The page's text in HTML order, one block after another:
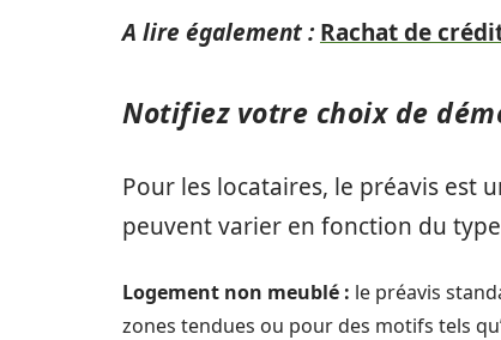
A lire également : Rachat de
Notifiez votre choix de
Pour les locataires, le préavis est
peuvent varier en fonction du
Logement non meublé : le préavis
zones tendues ou pour des motifs tels